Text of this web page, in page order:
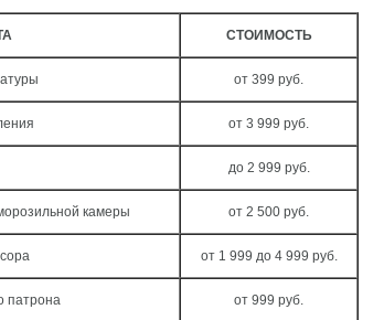
СТОИМОСТЬ
от 399 руб.
от 3 999 руб.
до 2 999 руб.
камеры от 2 500 руб.
от 1 999 до 4 999 руб.
патрона от 999 руб.